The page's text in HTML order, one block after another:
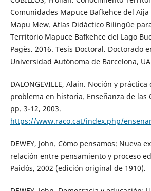
Comunidades Mapuce Bafkehce del Aija
Mapu Mew. Atlas Didáctico Bilingüe
Territorio Mapuce Bafkehce del Lago
Pagès. 2016. Tesis Doctoral. Doctorado
Universidad Autónoma de Barcelona,
DALONGEVILLE, Alain. Noción y
problema en historia. Enseñanza de las
pp. 3-12, 2003.
https://www.raco.cat/index.php/
DEWEY, John. Cómo pensamos: Nueva
relación entre pensamiento y proceso
Paidós, 2002 (edición original de 1910).